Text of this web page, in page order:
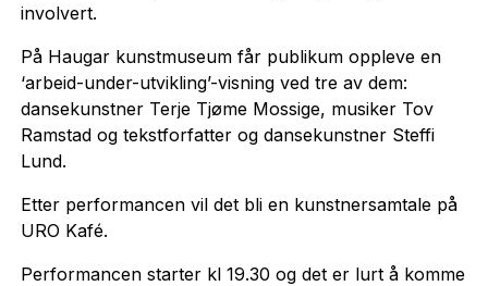
involvert.
På Haugar kunstmuseum får publikum oppleve en
‘arbeid-under-utvikling’-visning ved tre av dem:
dansekunstner Terje Tjøme Mossige, musiker Tov
Ramstad og tekstforfatter og dansekunstner Steffi
Lund.
Etter performancen vil det bli en kunstnersamtale på
URO Kafé.
Performancen starter kl 19.30 og det er lurt å komme